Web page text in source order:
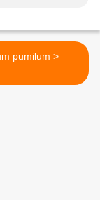
Galium pumilum >